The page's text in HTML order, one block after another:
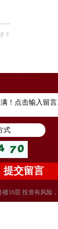
？
16层 投资有风险